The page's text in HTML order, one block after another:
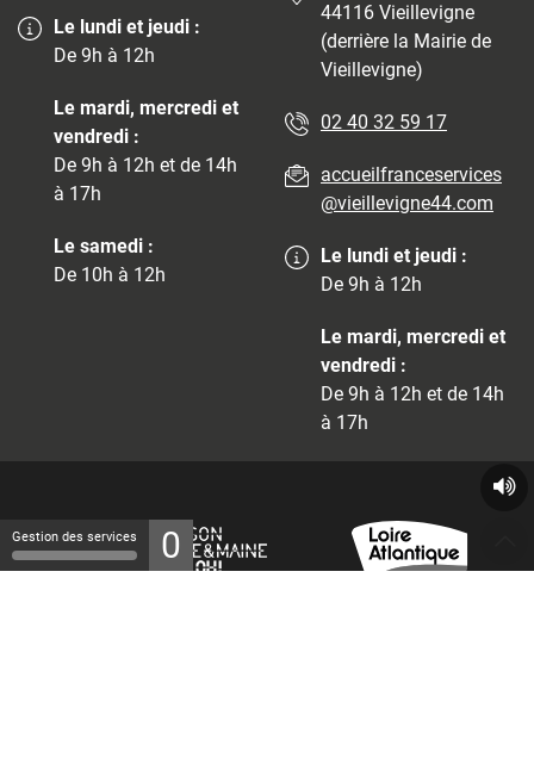
Le lundi et jeudi :
De 9h à 12h
Le mardi, mercredi et
vendredi :
De 9h à 12h et de 14h
à 17h
Le samedi :
De 10h à 12h
44116 Vieillevigne
(derrière la Mairie de
Vieillevigne)
02 40 32 59 17
accueilfranceservices
@vieillevigne44.com
Le lundi et jeudi :
De 9h à 12h
Le mardi, mercredi et
vendredi :
De 9h à 12h et de 14h
à 17h
Gestion des services 0